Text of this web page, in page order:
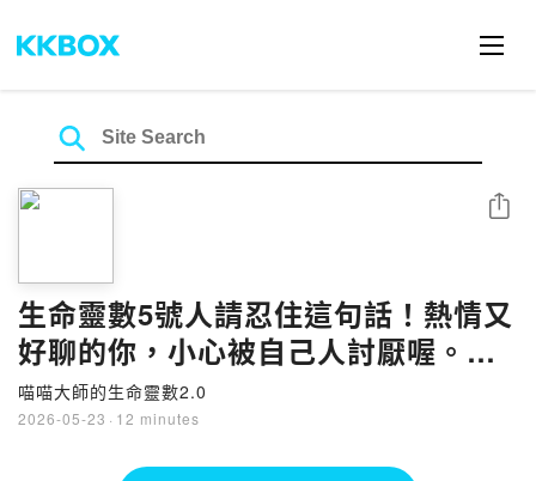
生命靈數5號人請忍住這句話！熱情又
好聊的你，小心被自己人討厭喔。喵
喵大師 S22ep5
喵喵大師的生命靈數2.0
2026-05-23 · 12 minutes
Share